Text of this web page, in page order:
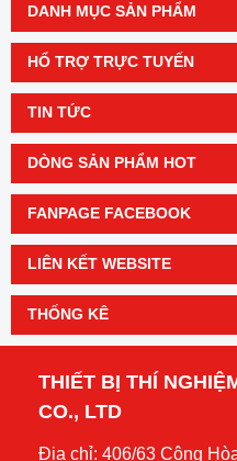
DANH MỤC SẢN PHẨM
HỔ TRỢ TRỰC TUYẾN
TIN TỨC
DÒNG SẢN PHẨM HOT
FANPAGE FACEBOOK
LIÊN KẾT WEBSITE
THỐNG KÊ
THIẾT BỊ THÍ
CO., LTD
Địa chỉ: 406/63 Cộng